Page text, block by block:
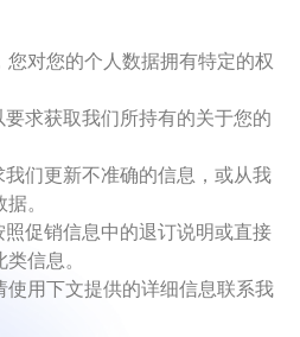
对您的个人数据拥有特定的权
求获取我们所持有的关于您的
们更新不准确的信息，或从我
。
促销信息中的退订说明或直接
信息。
用下文提供的详细信息联系我